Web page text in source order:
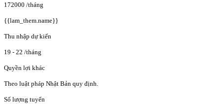
172000 /tháng
{{lam_them.name}}
Thu nhập dự kiến
19 - 22 /tháng
Quyền lợi khác
Theo luật pháp Nhật Bản quy định.
Số lượng tuyển